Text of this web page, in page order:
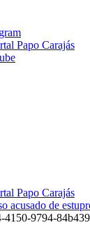
acusado de
4150-9794-